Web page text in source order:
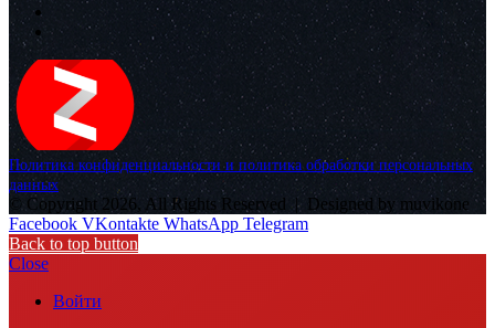
Политика конфиденциальности и политика обработки персональных
данных
© Copyright 2026, All Rights Reserved | Designed by muvikone
Facebook VKontakte WhatsApp Telegram
Back to top button
Close
Войти